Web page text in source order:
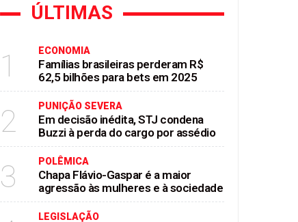
ÚLTIMAS
1 ECONOMIA
Famílias brasileiras perderam R$
62,5 bilhões para bets em 2025
2 PUNIÇÃO SEVERA
Em decisão inédita, STJ condena
Buzzi à perda do cargo por assédio
3 POLÊMICA
Chapa Flávio-Gaspar é a maior
agressão às mulheres e à sociedade
LEGISLAÇÃO